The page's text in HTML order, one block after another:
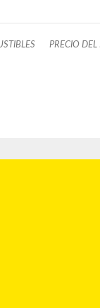
PRECIO DEL